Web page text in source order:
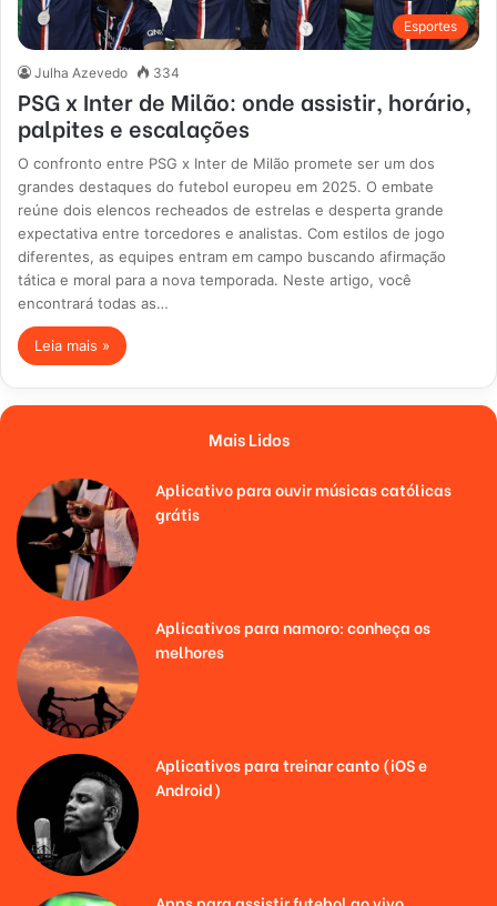
Esportes
Julha Azevedo 334
PSG x Inter de Milão: onde assistir, horário,
palpites e escalações
O confronto entre PSG x Inter de Milão promete ser um dos
grandes destaques do futebol europeu em 2025. O embate
reúne dois elencos recheados de estrelas e desperta grande
expectativa entre torcedores e analistas. Com estilos de jogo
diferentes, as equipes entram em campo buscando afirmação
tática e moral para a nova temporada. Neste artigo, você
encontrará todas as…
Leia mais »
Mais Lidos
Aplicativo para ouvir músicas católicas
grátis
Aplicativos para namoro: conheça os
melhores
Aplicativos para treinar canto (iOS e
Android)